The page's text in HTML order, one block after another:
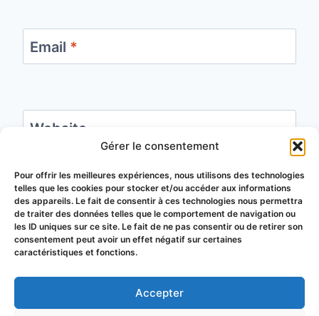
Gérer le consentement
Pour offrir les meilleures expériences, nous utilisons des technologies
telles que les cookies pour stocker et/ou accéder aux informations
des appareils. Le fait de consentir à ces technologies nous permettra
de traiter des données telles que le comportement de navigation ou
les ID uniques sur ce site. Le fait de ne pas consentir ou de retirer son
consentement peut avoir un effet négatif sur certaines
caractéristiques et fonctions.
Accepter
Email *
Website
Save my name, email, and website in this
browser for the next time I comment.